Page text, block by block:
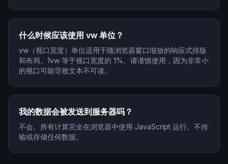
什么时候应该使用 vw 单位？
vw（视口宽度）单位适用于随浏览器窗口缩放的响应式排版
和布局。1vw 等于视口宽度的 1%。请谨慎使用，因为非常小
的视口可能导致文本不可读。
我的数据会被发送到服务器吗？
不会。所有计算完全在浏览器中使用 JavaScript 运行。不传
输或存储任何数据。